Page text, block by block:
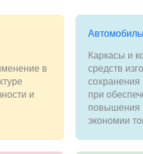
в
и
Каркасы и
средств
сохранения
при
повышения
экономии